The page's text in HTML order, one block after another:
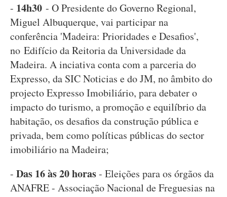
- 14h30 - O Presidente do Governo Regional,
Miguel Albuquerque, vai participar na
conferência 'Madeira: Prioridades e Desafios',
no Edifício da Reitoria da Universidade da
Madeira. A inciativa conta com a parceria do
Expresso, da SIC Noticias e do JM, no âmbito do
projecto Expresso Imobiliário, para debater o
impacto do turismo, a promoção e equilíbrio da
habitação, os desafios da construção pública e
privada, bem como políticas públicas do sector
imobiliário na Madeira;
- Das 16 às 20 horas- Eleições para os órgãos da
ANAFRE - Associação Nacional de Freguesias na